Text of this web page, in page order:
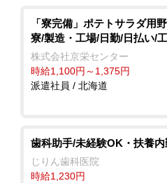
「寮完備」ポテトサラダ用
寮/製造・工場/日勤/日払い/
株式会社京栄センター
時給1,100円～1,375円
派遣社員 / 北海道
歯科助手/未経験OK・扶養
じりん歯科医院
時給1,230円